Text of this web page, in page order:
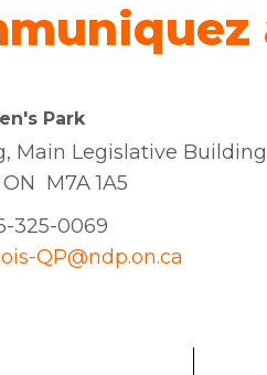
Park
Main Legislative Building
M7A 1A5
325-0069
QP@ndp.on.ca